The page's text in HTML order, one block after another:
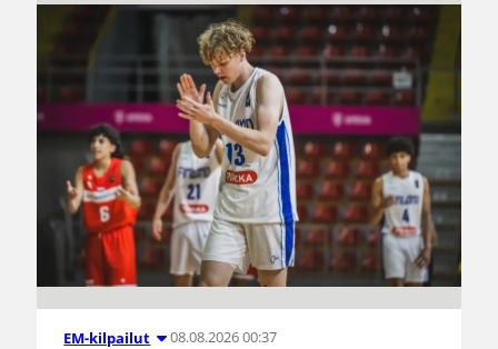
EM-kilpailut 08.08.2026 00:37